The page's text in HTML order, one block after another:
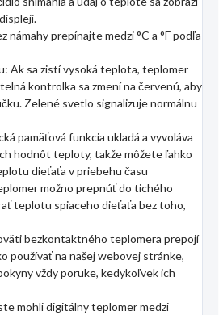
námahy prepínajte medzi °C a °F podľa
Ak sa zistí vysoká teplota, teplomer
kontrolka sa zmení na červenú, aby
Zelené svetlo signalizuje normálnu
pamäťová funkcia ukladá a vyvoláva
hodnôt teploty, takže môžete ľahko
dieťaťa v priebehu času
možno prepnúť do tichého
teplotu spiaceho dieťaťa bez toho,
bezkontaktného teplomera prepojí
používať na našej webovej stránke,
vždy poruke, kedykoľvek ich
mohli digitálny teplomer medzi